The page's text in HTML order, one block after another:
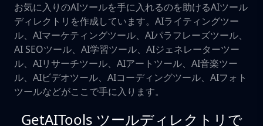
お気に入りのAIツールを手に入れるのを助けるAIツール
ディレクトリを作成しています。AIライティングツー
ル、AIマーケティングツール、AIパラフレーズツール、
AI SEOツール、AI学習ツール、AIジェネレーターツー
ル、AIリサーチツール、AIアートツール、AI音楽ツー
ル、AIビデオツール、AIコーディングツール、AIフォト
ツールなどがここで手に入ります。
GetAITools ツールディレクトリで